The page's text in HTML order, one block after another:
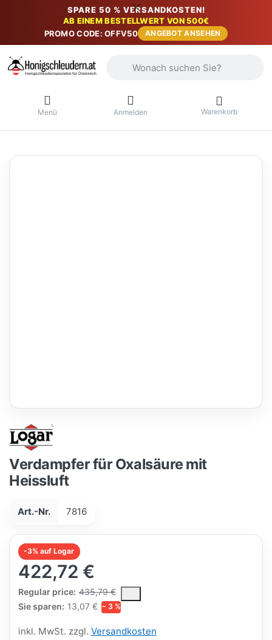
SPARE 50 % VERSANDKOSTEN!
AB EINEM BESTELLWERT VON 500€
PROMO CODE: OFFV50
ANGEBOT ANSEHEN
Menü Anmelden Warenkorb
Verdampfer für Oxalsäure mit
Heissluft
Art.-Nr. 7816
-3% auf Logar
422,72 €
Regular price: 435,79 €
The Regular Price is the median selling price paid by
Sie sparen: 13,07 € − 3 %
inkl. MwSt. zzgl. Versandkosten